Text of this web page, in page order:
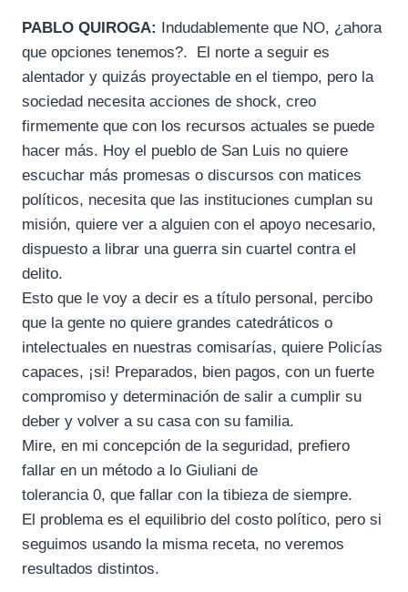
PABLO QUIROGA: Indudablemente que NO, ¿ahora
que opciones tenemos?. El norte a seguir es
alentador y quizás proyectable en el tiempo, pero la
sociedad necesita acciones de shock, creo
firmemente que con los recursos actuales se puede
hacer más. Hoy el pueblo de San Luis no quiere
escuchar más promesas o discursos con matices
políticos, necesita que las instituciones cumplan su
misión, quiere ver a alguien con el apoyo necesario,
dispuesto a librar una guerra sin cuartel contra el
delito.
Esto que le voy a decir es a título personal, percibo
que la gente no quiere grandes catedráticos o
intelectuales en nuestras comisarías, quiere Policías
capaces, ¡si! Preparados, bien pagos, con un fuerte
compromiso y determinación de salir a cumplir su
deber y volver a su casa con su familia.
Mire, en mi concepción de la seguridad, prefiero
fallar en un método a lo Giuliani de
tolerancia 0, que fallar con la tibieza de siempre.
El problema es el equilibrio del costo político, pero si
seguimos usando la misma receta, no veremos
resultados distintos.